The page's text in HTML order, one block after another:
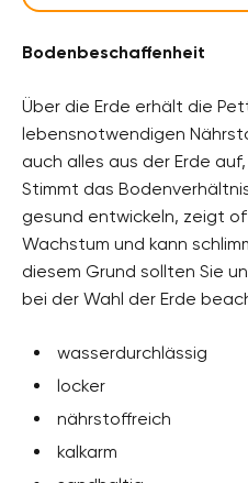
Bodenbeschaffenheit
Über die Erde erhält die
lebensnotwendigen
auch alles aus der Erde
Stimmt das
gesund entwickeln, zeigt
Wachstum und kann
diesem Grund sollten Sie
bei der Wahl der Erde
wasserdurchlässig
locker
nährstoffreich
kalkarm